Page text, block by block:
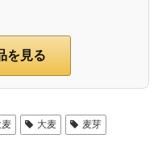
を見る
麦 大麦 麦芽